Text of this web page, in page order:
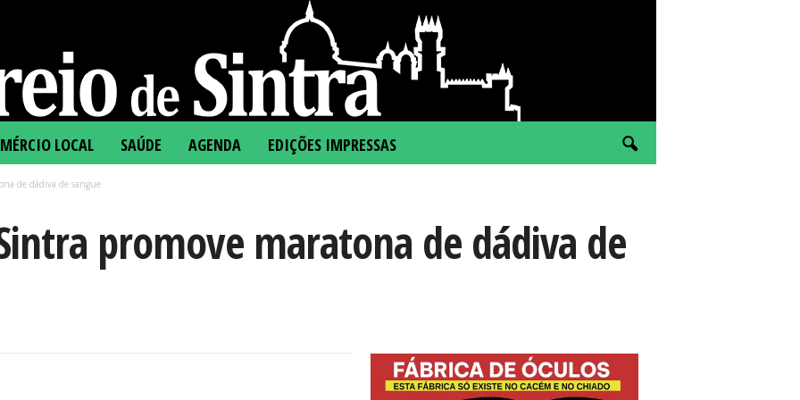
LOCAL SAÚDE AGENDA EDIÇÕES IMPRESSAS
de dádiva de sangue
promove maratona de dádiva de